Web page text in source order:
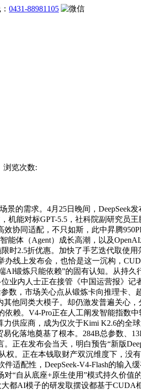
0431-88981105
浏览次数:
的需求。4月25日晚间，DeepSeek
机能对标GPT-5.5，社科院副研究
协同适配，不只如斯，此中昇腾
体（Agent）成长高潮，以及
时2.5折优惠。加快了手艺迭代取
线上发布会，也恰是这一沉构，
锻炼只能依赖”的固有认知。从持
业内人士正在接管《中国运营报》
数，市场关心点从锻炼卡向推理卡
他同类大模子。却仍激发普遍关心
赖。V4-Pro正在人工阐发智能指数
供应商，成为仅次于Kimi K2.6的
化落地奠基了根本。284B总参数、
正在发布会当天，明白预告“新版
。正在本钱取财产双沉维度下，
适配性，DeepSeek-V4-Flash的输
“自从底座+原生使用”模式持久价
都AI模子的研发取摆设都基于